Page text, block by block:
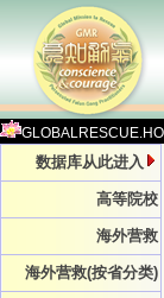
数据库从此进入
高等院校
海外营救
海外营救(按省分类)